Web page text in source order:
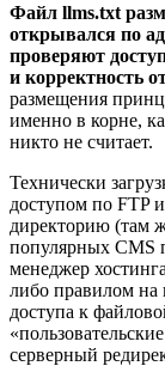
Файл llms.txt
открывался по
проверяют
и корректность
размещения
именно в корне,
никто не считает.
Технически
доступом по FTP
директорию (там
популярных CMS
менеджер
либо правилом на
доступа к
серверный